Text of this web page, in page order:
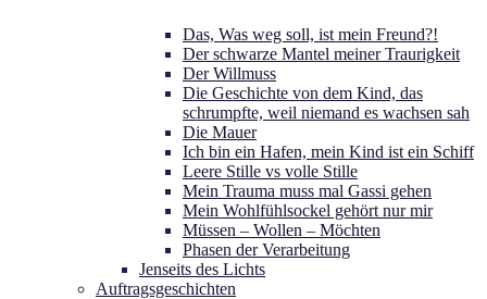
Das, Was weg soll, ist mein Freund?!
Der schwarze Mantel meiner Traurigkeit
Der Willmuss
Die Geschichte von dem Kind, das
schrumpfte, weil niemand es wachsen sah
Die Mauer
Ich bin ein Hafen, mein Kind ist ein Schiff
Leere Stille vs volle Stille
Mein Trauma muss mal Gassi gehen
Mein Wohlfühlsockel gehört nur mir
Müssen – Wollen – Möchten
Phasen der Verarbeitung
Jenseits des Lichts
Auftragsgeschichten